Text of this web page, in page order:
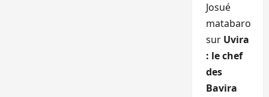
Josué
matabaro
sur Uvira
: le chef
des
Bavira